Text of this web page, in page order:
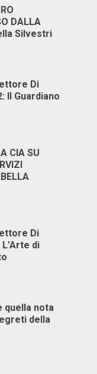
DALLA
Silvestri
Di
Il Guardiano
CIA SU
Di
di
quella nota
della